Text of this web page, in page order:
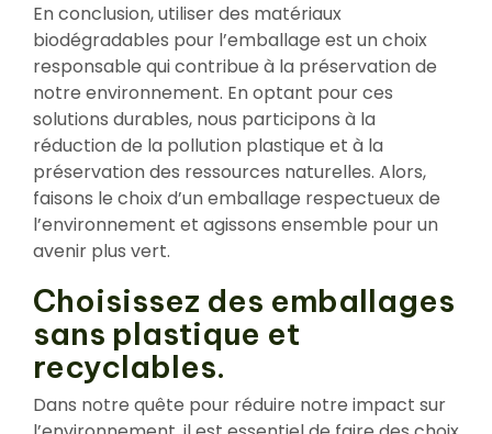
En conclusion, utiliser des matériaux
biodégradables pour l’emballage est un choix
responsable qui contribue à la préservation de
notre environnement. En optant pour ces
solutions durables, nous participons à la
réduction de la pollution plastique et à la
préservation des ressources naturelles. Alors,
faisons le choix d’un emballage respectueux de
l’environnement et agissons ensemble pour un
avenir plus vert.
Choisissez des emballages
sans plastique et
recyclables.
Dans notre quête pour réduire notre impact sur